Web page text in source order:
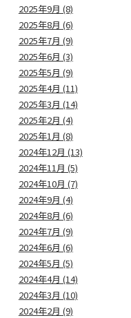
2025年9月 (8)
2025年8月 (6)
2025年7月 (9)
2025年6月 (3)
2025年5月 (9)
2025年4月 (11)
2025年3月 (14)
2025年2月 (4)
2025年1月 (8)
2024年12月 (13)
2024年11月 (5)
2024年10月 (7)
2024年9月 (4)
2024年8月 (6)
2024年7月 (9)
2024年6月 (6)
2024年5月 (5)
2024年4月 (14)
2024年3月 (10)
2024年2月 (9)